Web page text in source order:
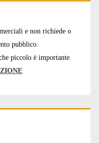
e non richiede o
pubblico.
piccolo è importante.